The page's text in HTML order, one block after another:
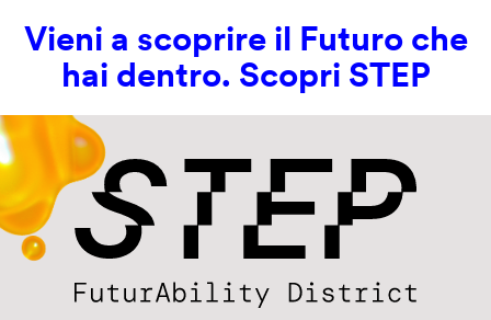
Vieni a scoprire il Futuro che
hai dentro. Scopri STEP